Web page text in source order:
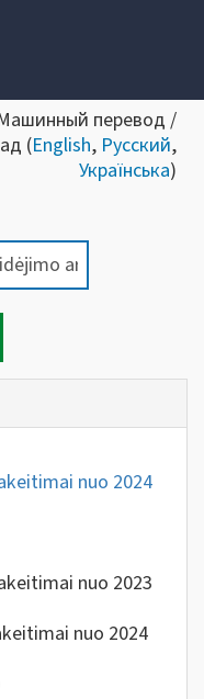
перевод /
(English, Русский,
Українська)
nuo 2024
nuo 2023
nuo 2024